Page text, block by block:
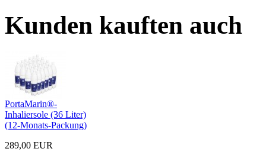
Kunden kauften auch
PortaMarin®-
Inhaliersole (36 Liter)
(12-Monats-Packung)
289,00 EUR